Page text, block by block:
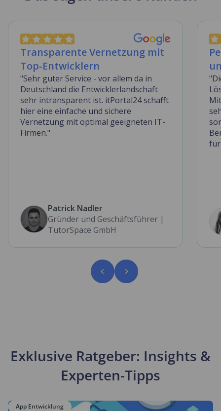
Transparente Vernetzung mit
Top-Entwicklern
"Sehr guter Service - vor allem da in
Deutschland die Entwicklerlandschaft
sehr intransparent ist. itPortal24 schafft
hier eine einfache und sichere
Vernetzung mit optimal geeigneten IT-
Firmen."
Patrick Nadler
Gründer und Geschäftsführer |
TutorSpace GmbH
Exklusive Ratgeber: Insights &
Experten-Tipps
App Entwicklung